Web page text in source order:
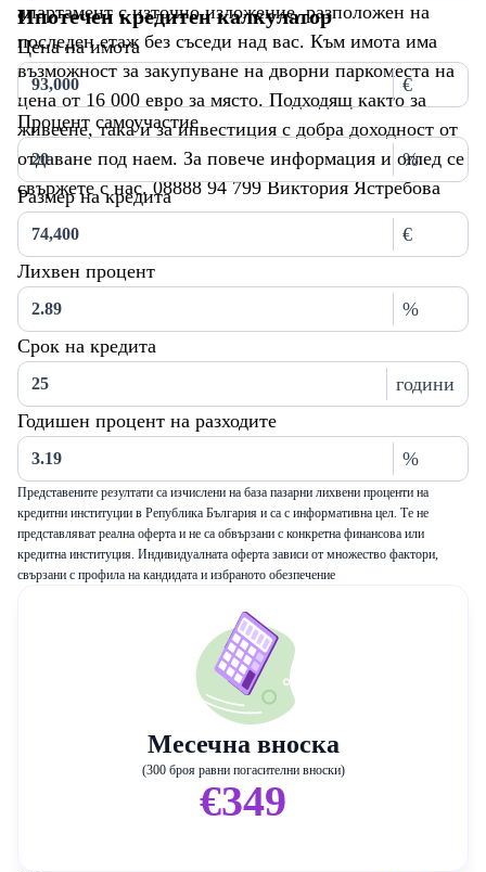
апартамент с източно изложение, разположен на
последен етаж без съседи над вас. Към имота има
възможност за закупуване на дворни паркоместа на
цена от 16 000 евро за място. Подходящ както за
живеене, така и за инвестиция с добра доходност от
отдаване под наем. За повече информация и оглед се
свържете с нас. 08888 94 799 Виктория Ястребова
Ипотечен кредитен калкулатор
Цена на имота
€
Процент самоучастие
%
Размер на кредита
€
Лихвен процент
%
Срок на кредита
години
Годишен процент на разходите
%
Представените резултати са изчислени на база пазарни лихвени проценти на
кредитни институции в Република България и са с информативна цел. Те не
представляват реална оферта и не са обвързани с конкретна финансова или
кредитна институция. Индивидуалната оферта зависи от множество фактори,
свързани с профила на кандидата и избраното обезпечение
Месечна вноска
(300 броя равни погасителни вноски)
€349